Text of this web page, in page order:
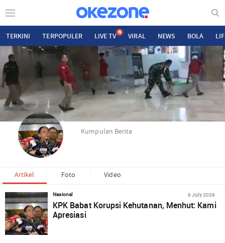
TERKINI TERPOPULER LIVE TV N VIRAL NEWS BOLA
Kumpulan Berita
Artikel Foto Video
Nasional 6 July 2026
KPK Babat Korupsi Kehutanan, Menhut: Kami
Apresiasi